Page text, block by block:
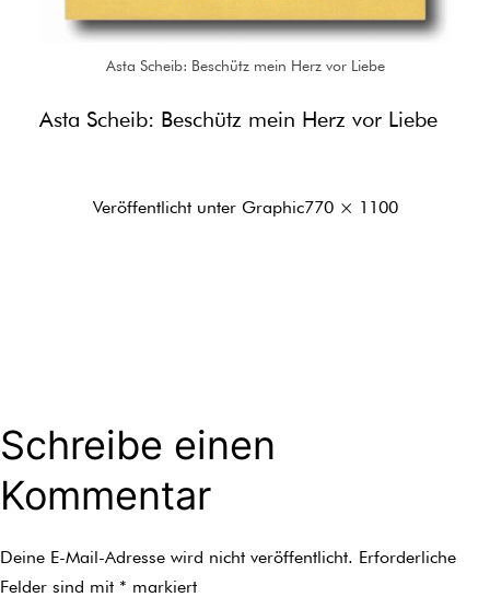
Asta Scheib: Beschütz mein Herz vor Liebe
Asta Scheib: Beschütz mein Herz vor Liebe
Veröffentlicht unter GraphicOriginalgröße
770 × 1100
Schreibe einen
Kommentar
Deine E-Mail-Adresse wird nicht veröffentlicht. Erforderliche
Felder sind mit * markiert